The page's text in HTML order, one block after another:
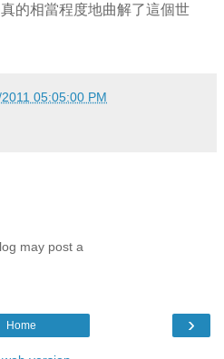
的相當程度地曲解了這個世
05:05:00 PM
may post a
›
Home